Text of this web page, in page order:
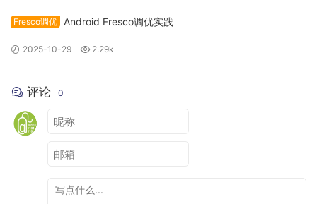
Fresco调优 Android Fresco调优实践
2025-10-29 2.29k
评论 0